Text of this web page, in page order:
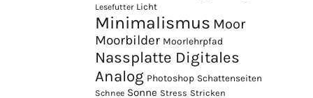
Lesefutter Licht
Minimalismus Moor
Moorbilder Moorlehrpfad
Nassplatte Digitales
Analog Photoshop Schattenseiten
Schnee Sonne Stress Stricken